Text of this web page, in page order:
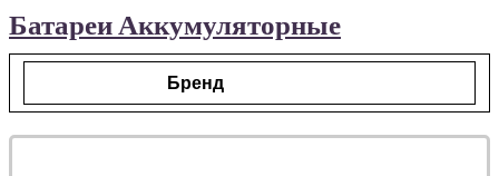
Батареи Аккумуляторные
Бренд